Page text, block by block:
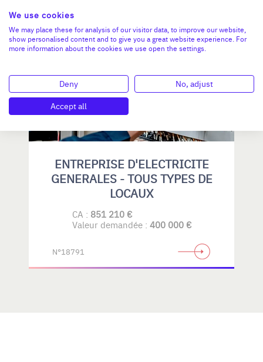
AUVERGNE-RHÔNE-ALPES
ENTREPRISE D'ELECTRICITE
GENERALES - TOUS TYPES DE
LOCAUX
CA : 851 210 €
Valeur demandée : 400 000 €
N°18791
We use cookies
We may place these for analysis of our visitor data, to improve our website,
show personalised content and to give you a great website experience. For
more information about the cookies we use open the settings.
Deny
No, adjust
Accept all